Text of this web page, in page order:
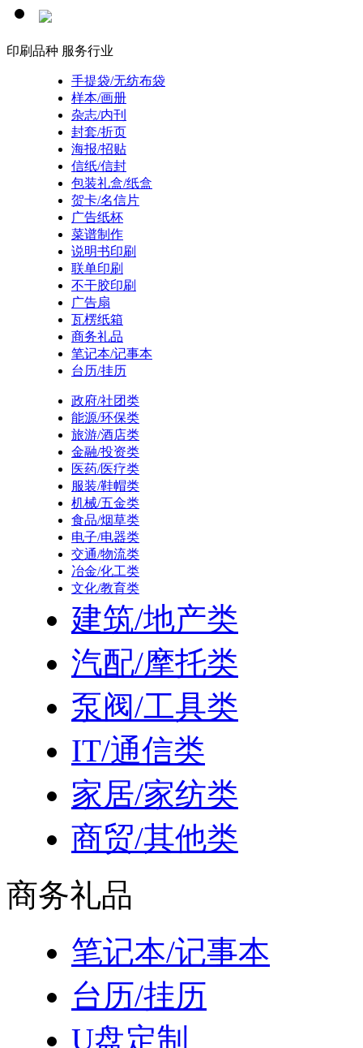
印刷品种 服务行业
手提袋/无纺布袋
样本/画册
杂志/内刊
封套/折页
海报/招贴
信纸/信封
包装礼盒/纸盒
贺卡/名信片
广告纸杯
菜谱制作
说明书印刷
联单印刷
不干胶印刷
广告扇
瓦楞纸箱
商务礼品
笔记本/记事本
台历/挂历
政府/社团类
能源/环保类
旅游/酒店类
金融/投资类
医药/医疗类
服装/鞋帽类
机械/五金类
食品/烟草类
电子/电器类
交通/物流类
冶金/化工类
文化/教育类
建筑/地产类
汽配/摩托类
泵阀/工具类
IT/通信类
家居/家纺类
商贸/其他类
商务礼品
笔记本/记事本
台历/挂历
U盘定制